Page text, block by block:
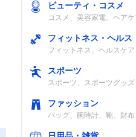
ビューティ・コスメ
コスメ、美容家電、ヘアケ
フィットネス・ヘルス
フィットネス、ヘルスケ
スポーツ
スポーツ、スポーツグッズ
ファッション
バッグ、腕時計、靴、財布